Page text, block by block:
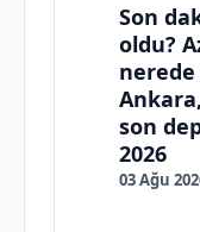
Son
oldu?
son
2026
03 Ağu